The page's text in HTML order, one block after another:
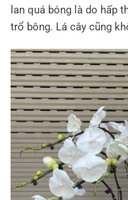
lan quá bóng là do hấp
trổ bông. Lá cây cũng